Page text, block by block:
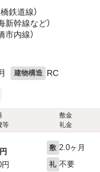
鉄道線）
新幹線など）
市内線）
建物構造 RC
等
敷金
礼金
円
敷 2.0ヶ月
礼 不要